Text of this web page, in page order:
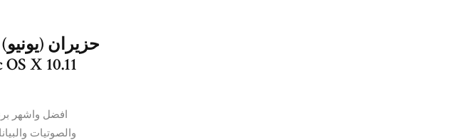
والصوتيات